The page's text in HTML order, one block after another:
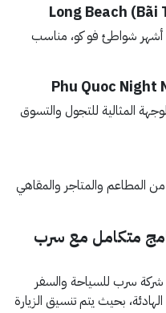
أشهر شواطئ فو كو، مناسب
الوجهة المثالية للتجول والتسوق
المطاعم والمتاجر والمقاهي
متكامل مع سرب
سرب للسياحة والسفر
بحيث يتم تنسيق الزيارة